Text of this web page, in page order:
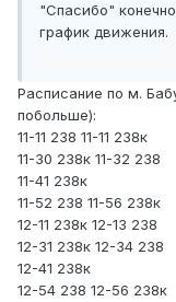
"Спасибо"
график движения.
Расписание по м.
побольше):
11-11 238 11-11 238к
11-30 238к 11-32 238
11-41 238к
11-52 238 11-56 238к
12-11 238к 12-13 238
12-31 238к 12-34 238
12-41 238к
12-54 238 12-56 238к